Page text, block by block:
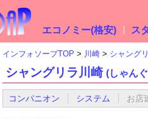
エコノミー(格安) ス
インフォソープTOP 川崎 シャング
シャングリラ川崎 (しゃん
コンパニオン システム お店